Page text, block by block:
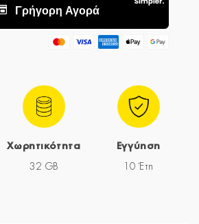
Χωρητικότητα
32 GB
Εγγύηση
10 Έτη